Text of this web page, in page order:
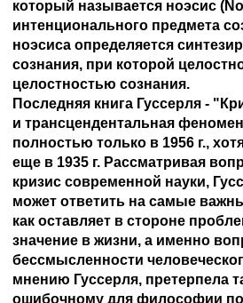
1956 г.,
еще в 1935 г. Рассматривая
кризис современной науки,
может ответить на самые
как оставляет в стороне
значение в жизни, а именно
бессмысленности
мнению Гуссерля, претерпела
ошибочному для философии